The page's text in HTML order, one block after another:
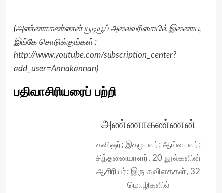
(அண்ணாகண்ணன் யூடியூப் அலைவரிசையில் இணைய,
இங்கே சொடுக்குங்கள் :
http://www.youtube.com/subscription_center?
add_user=Annakannan)
பதிவாசிரியரைப் பற்றி
அண்ணாகண்ணன்
கவிஞர்; இதழாளர்; ஆய்வாளர்;
சிந்தனையாளர். 20 நூல்களின்
ஆசிரியர்; இரு கவிதைகள், 32
மொழிகளில்